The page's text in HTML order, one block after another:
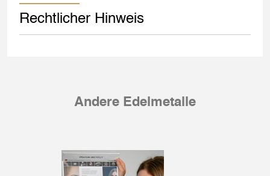
Rechtlicher Hinweis
Andere Edelmetalle